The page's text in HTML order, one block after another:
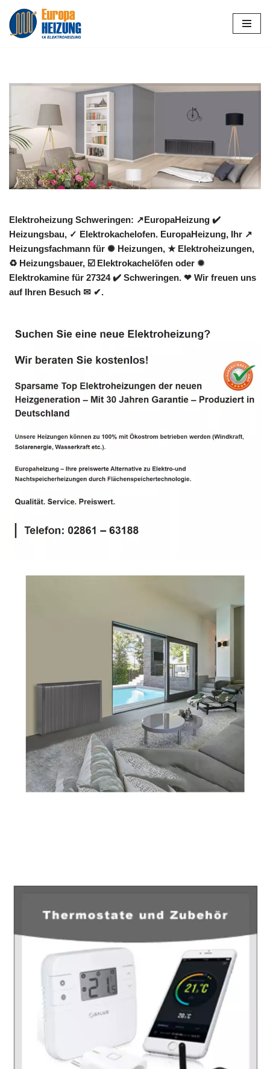
Zum
Elektroheizung Schweringen: ↗️EuropaHeizung ✔️
Heizungsbau, ✓ Elektrokachelofen. EuropaHeizung, Ihr ↗️
Heizungsfachmann für ✺ Heizungen, ★ Elektroheizungen,
♻ Heizungsbauer, ☑️ Elektrokachelöfen oder ✹
Elektrokamine für 27324 ✔️ Schweringen. ❤ Wir freuen uns
auf Ihren Besuch ✉ ✔.